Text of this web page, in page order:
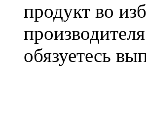
продукт во
обязуетесь